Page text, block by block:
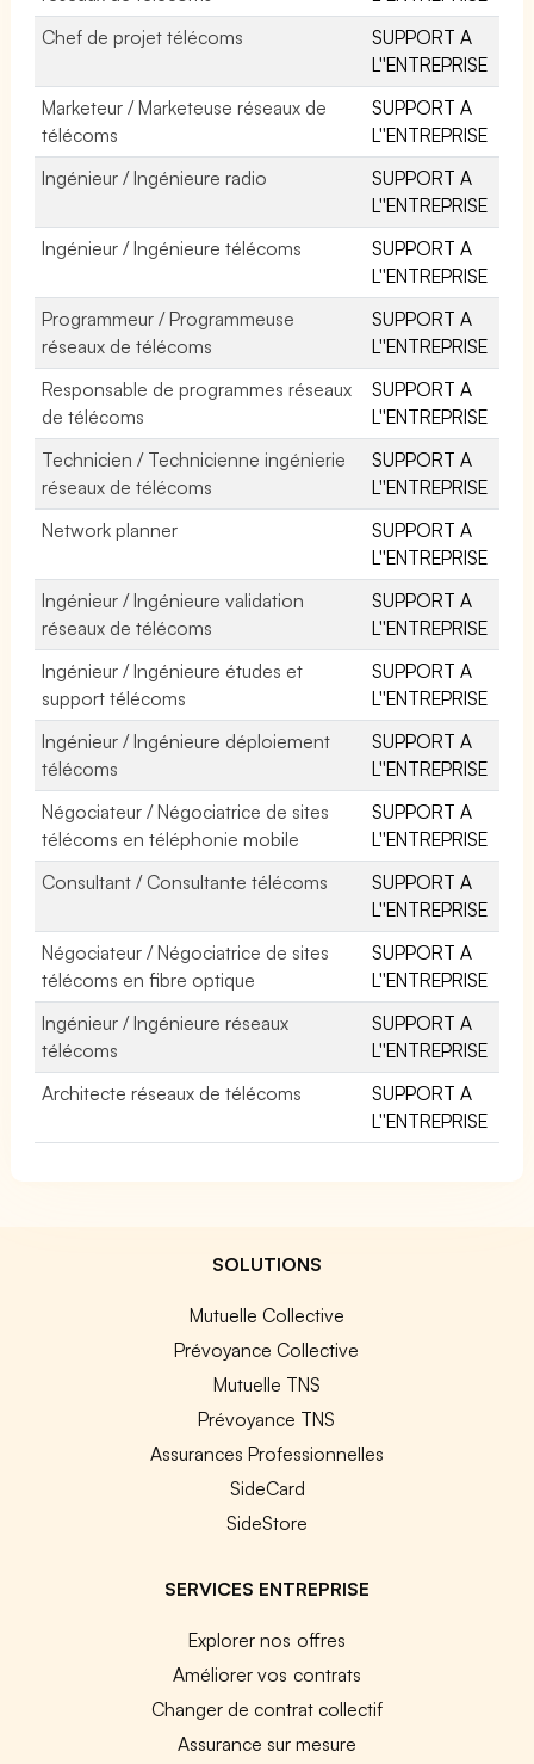
Chef de projet télécoms
SUPPORT A
L''ENTREPRISE
Marketeur / Marketeuse réseaux de
télécoms
SUPPORT A
L''ENTREPRISE
Ingénieur / Ingénieure radio
SUPPORT A
L''ENTREPRISE
Ingénieur / Ingénieure télécoms
SUPPORT A
L''ENTREPRISE
Programmeur / Programmeuse
réseaux de télécoms
SUPPORT A
L''ENTREPRISE
Responsable de programmes réseaux
de télécoms
SUPPORT A
L''ENTREPRISE
Technicien / Technicienne ingénierie
réseaux de télécoms
SUPPORT A
L''ENTREPRISE
Network planner
SUPPORT A
L''ENTREPRISE
Ingénieur / Ingénieure validation
réseaux de télécoms
SUPPORT A
L''ENTREPRISE
Ingénieur / Ingénieure études et
support télécoms
SUPPORT A
L''ENTREPRISE
Ingénieur / Ingénieure déploiement
télécoms
SUPPORT A
L''ENTREPRISE
Négociateur / Négociatrice de sites
télécoms en téléphonie mobile
SUPPORT A
L''ENTREPRISE
Consultant / Consultante télécoms
SUPPORT A
L''ENTREPRISE
Négociateur / Négociatrice de sites
télécoms en fibre optique
SUPPORT A
L''ENTREPRISE
Ingénieur / Ingénieure réseaux
télécoms
SUPPORT A
L''ENTREPRISE
Architecte réseaux de télécoms
SUPPORT A
L''ENTREPRISE
SOLUTIONS
Mutuelle Collective
Prévoyance Collective
Mutuelle TNS
Prévoyance TNS
Assurances Professionnelles
SideCard
SideStore
SERVICES ENTREPRISE
Explorer nos offres
Améliorer vos contrats
Changer de contrat collectif
Assurance sur mesure